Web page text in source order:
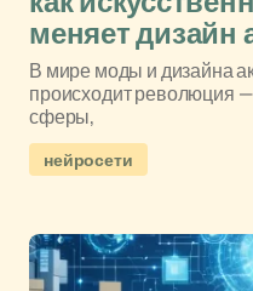
меняет дизайн
В мире моды и дизайна
происходит революция
сферы,
нейросети